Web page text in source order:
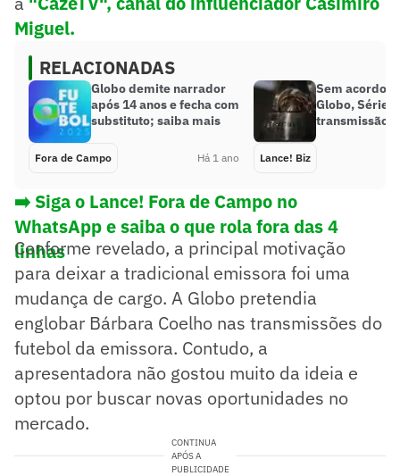
Miguel.
RELACIONADAS
Globo demite narrador
após 14 anos e fecha com
substituto; saiba mais
Fora de Campo Há 1 ano
Sem acordo
Globo, Série
transmissão
Lance! Biz
➡️ Siga o Lance! Fora de Campo no
WhatsApp e saiba o que rola fora das 4
linhas
Conforme revelado, a principal motivação
para deixar a tradicional emissora foi uma
mudança de cargo. A Globo pretendia
englobar Bárbara Coelho nas transmissões do
futebol da emissora. Contudo, a
apresentadora não gostou muito da ideia e
optou por buscar novas oportunidades no
mercado.
CONTINUA
APÓS A
PUBLICIDADE